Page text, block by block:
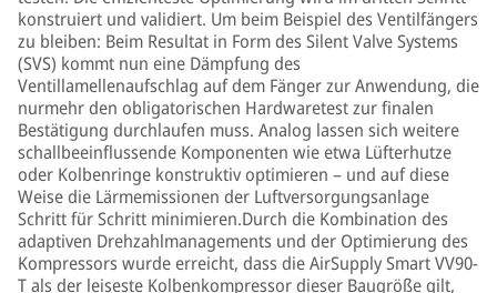
konstruiert und validiert. Um beim Beispiel des Ventilfängers
zu bleiben: Beim Resultat in Form des Silent Valve Systems
(SVS) kommt nun eine Dämpfung des
Ventillamellenaufschlag auf dem Fänger zur Anwendung, die
nurmehr den obligatorischen Hardwaretest zur finalen
Bestätigung durchlaufen muss. Analog lassen sich weitere
schallbeeinflussende Komponenten wie etwa Lüfterhutze
oder Kolbenringe konstruktiv optimieren – und auf diese
Weise die Lärmemissionen der Luftversorgungsanlage
Schritt für Schritt minimieren.Durch die Kombination des
adaptiven Drehzahlmanagements und der Optimierung des
Kompressors wurde erreicht, dass die AirSupply Smart VV90-
T als der leiseste Kolbenkompressor dieser Baugröße gilt,